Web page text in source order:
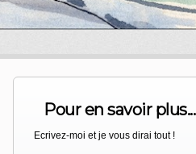
Pour en savoir plus...
Ecrivez-moi et je vous dirai tout !